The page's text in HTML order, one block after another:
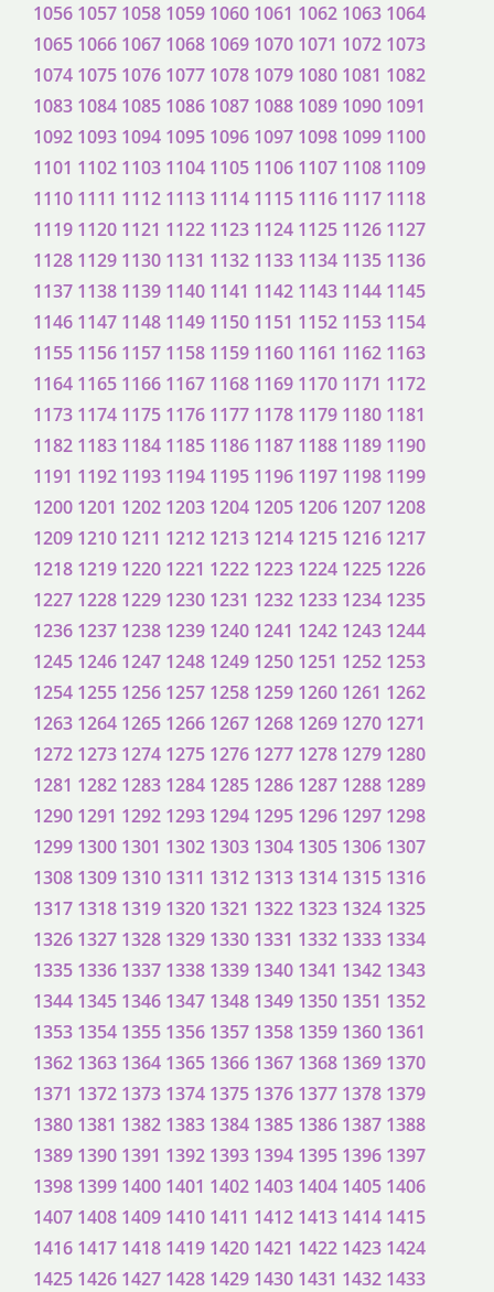
1056 1057 1058 1059 1060 1061 1062 1063 1064
1065 1066 1067 1068 1069 1070 1071 1072 1073
1074 1075 1076 1077 1078 1079 1080 1081 1082
1083 1084 1085 1086 1087 1088 1089 1090 1091
1092 1093 1094 1095 1096 1097 1098 1099 1100
1101 1102 1103 1104 1105 1106 1107 1108 1109
1110 1111 1112 1113 1114 1115 1116 1117 1118
1119 1120 1121 1122 1123 1124 1125 1126 1127
1128 1129 1130 1131 1132 1133 1134 1135 1136
1137 1138 1139 1140 1141 1142 1143 1144 1145
1146 1147 1148 1149 1150 1151 1152 1153 1154
1155 1156 1157 1158 1159 1160 1161 1162 1163
1164 1165 1166 1167 1168 1169 1170 1171 1172
1173 1174 1175 1176 1177 1178 1179 1180 1181
1182 1183 1184 1185 1186 1187 1188 1189 1190
1191 1192 1193 1194 1195 1196 1197 1198 1199
1200 1201 1202 1203 1204 1205 1206 1207 1208
1209 1210 1211 1212 1213 1214 1215 1216 1217
1218 1219 1220 1221 1222 1223 1224 1225 1226
1227 1228 1229 1230 1231 1232 1233 1234 1235
1236 1237 1238 1239 1240 1241 1242 1243 1244
1245 1246 1247 1248 1249 1250 1251 1252 1253
1254 1255 1256 1257 1258 1259 1260 1261 1262
1263 1264 1265 1266 1267 1268 1269 1270 1271
1272 1273 1274 1275 1276 1277 1278 1279 1280
1281 1282 1283 1284 1285 1286 1287 1288 1289
1290 1291 1292 1293 1294 1295 1296 1297 1298
1299 1300 1301 1302 1303 1304 1305 1306 1307
1308 1309 1310 1311 1312 1313 1314 1315 1316
1317 1318 1319 1320 1321 1322 1323 1324 1325
1326 1327 1328 1329 1330 1331 1332 1333 1334
1335 1336 1337 1338 1339 1340 1341 1342 1343
1344 1345 1346 1347 1348 1349 1350 1351 1352
1353 1354 1355 1356 1357 1358 1359 1360 1361
1362 1363 1364 1365 1366 1367 1368 1369 1370
1371 1372 1373 1374 1375 1376 1377 1378 1379
1380 1381 1382 1383 1384 1385 1386 1387 1388
1389 1390 1391 1392 1393 1394 1395 1396 1397
1398 1399 1400 1401 1402 1403 1404 1405 1406
1407 1408 1409 1410 1411 1412 1413 1414 1415
1416 1417 1418 1419 1420 1421 1422 1423 1424
1425 1426 1427 1428 1429 1430 1431 1432 1433